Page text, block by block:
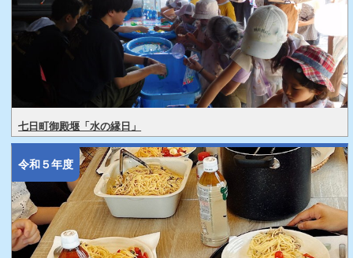
七日町御殿堰「水の縁日」
令和５年度